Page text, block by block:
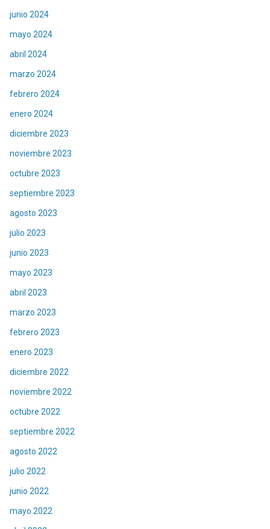
junio 2024
mayo 2024
abril 2024
marzo 2024
febrero 2024
enero 2024
diciembre 2023
noviembre 2023
octubre 2023
septiembre 2023
agosto 2023
julio 2023
junio 2023
mayo 2023
abril 2023
marzo 2023
febrero 2023
enero 2023
diciembre 2022
noviembre 2022
octubre 2022
septiembre 2022
agosto 2022
julio 2022
junio 2022
mayo 2022